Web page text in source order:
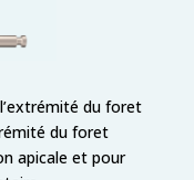
du foret
du foret
apicale et pour